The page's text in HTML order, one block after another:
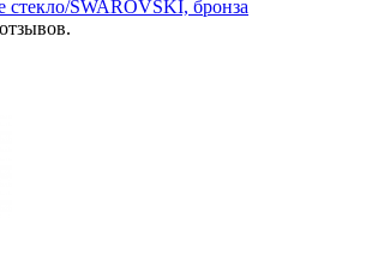
стекло/SWAROVSKI, бронза